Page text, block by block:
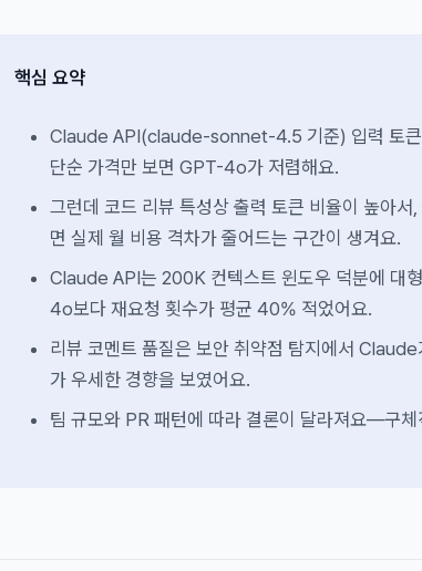
핵심 요약
Claude API(claude-sonnet-4.5 기준) 입력 토
단순 가격만 보면 GPT-4o가 저렴해요.
그런데 코드 리뷰 특성상 출력 토큰 비율이 높아
면 실제 월 비용 격차가 줄어드는 구간이 생겨요.
Claude API는 200K 컨텍스트 윈도우 덕분에 대
4o보다 재요청 횟수가 평균 40% 적었어요.
리뷰 코멘트 품질은 보안 취약점 탐지에서
가 우세한 경향을 보였어요.
팀 규모와 PR 패턴에 따라 결론이 달라져요—구체